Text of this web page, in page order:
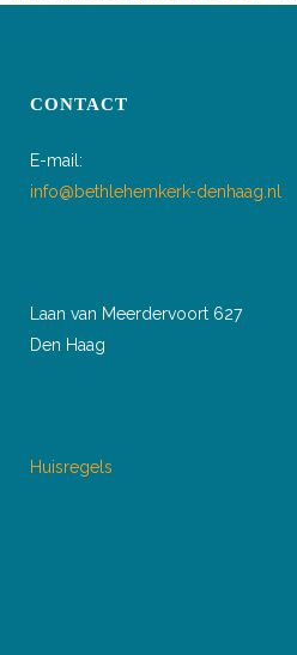
CONTACT
E-mail:
info@bethlehemkerk-denhaag.nl
Laan van Meerdervoort 627
Den Haag
Huisregels